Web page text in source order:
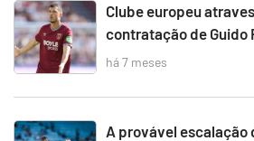
Clube europeu
contratação de Guido
há 7 meses
A provável escalação